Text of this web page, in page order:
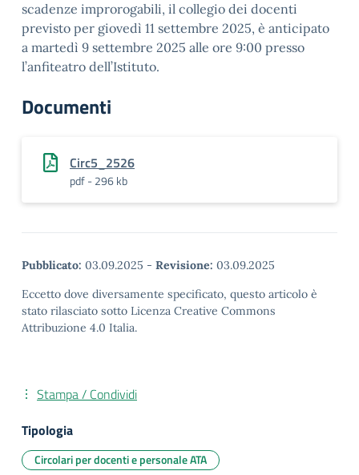
scadenze improrogabili, il collegio dei docenti
previsto per giovedì 11 settembre 2025, è anticipato
a martedì 9 settembre 2025 alle ore 9:00 presso
l’anfiteatro dell’Istituto.
Documenti
Circ5_2526
pdf - 296 kb
Pubblicato: 03.09.2025 - Revisione: 03.09.2025
Eccetto dove diversamente specificato, questo articolo è
stato rilasciato sotto Licenza Creative Commons
Attribuzione 4.0 Italia.
Stampa / Condividi
Tipologia
Circolari per docenti e personale ATA